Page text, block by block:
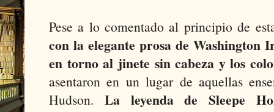
Pese a lo comentado al principio de
con la elegante prosa de Washington
en torno al jinete sin cabeza y los
asentaron en un lugar de aquellas
Hudson. La leyenda de Sleepe